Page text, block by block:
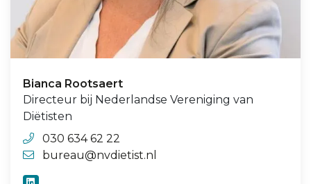
Bianca Rootsaert
Directeur bij Nederlandse Vereniging van
Diëtisten
030 634 62 22
bureau@nvdietist.nl